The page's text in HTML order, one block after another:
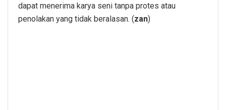
dapat menerima karya seni tanpa protes atau
penolakan yang tidak beralasan. (zan)